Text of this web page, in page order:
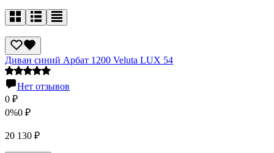
Диван синий Арбат 1200 Veluta LUX 54
Нет отзывов
0 ₽
0%0 ₽
20 130 ₽